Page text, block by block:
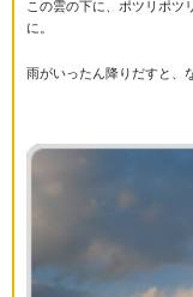
この雲の下に、ポツリポツ
に。
雨がいったん降りだすと、